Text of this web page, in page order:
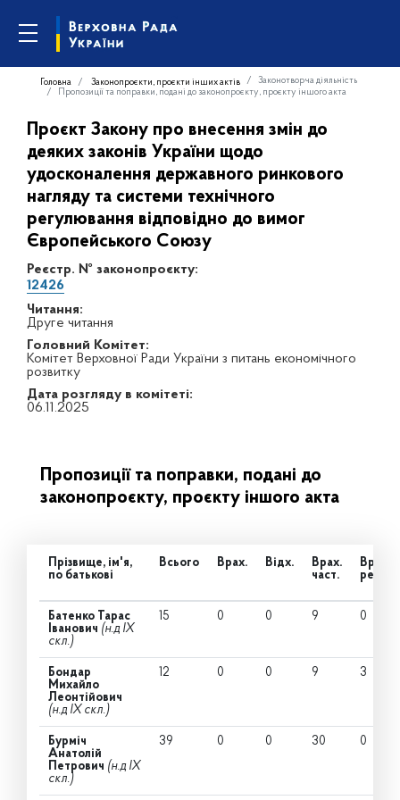
Головна Законопроєкти, проєкти інших актів
Законотворча діяльність
Пропозиції та поправки, подані до законопроєкту, проєкту іншого акта
Проєкт Закону про внесення змін до
деяких законів України щодо
удосконалення державного ринкового
нагляду та системи технічного
регулювання відповідно до вимог
Європейського Союзу
Реєстр. № законопроєкту:
12426
Читання:
Друге читання
Головний Комітет:
Комітет Верховної Ради України з питань економічного
розвитку
Дата розгляду в комітеті:
06.11.2025
Пропозиції та поправки, подані до
законопроєкту, проєкту іншого акта
Прізвище, ім'я,
по батькові
Всього Врах. Відх.
Врах.
част.
Врах.
ред.
Батенко Тарас
Іванович (н.д IX
скл.)
15 0 0 9 0
Бондар
Михайло
Леонтійович
(н.д IX скл.)
12 0 0 9 3
Бурміч
Анатолій
Петрович (н.д IX
скл.)
39 0 0 30 0